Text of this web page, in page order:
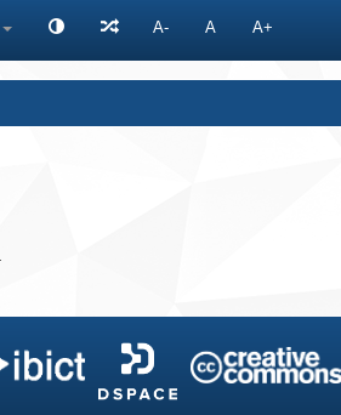
A- A A+